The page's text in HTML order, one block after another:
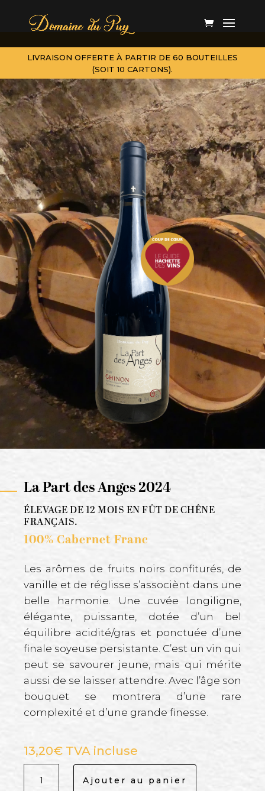
LIVRAISON OFFERTE À PARTIR DE 60 BOUTEILLES
(SOIT 10 CARTONS).
La Part des Anges 2024
ÉLEVAGE DE 12 MOIS EN FÛT DE CHÊNE
FRANÇAIS.
100% Cabernet Franc
Les arômes de fruits noirs confiturés, de
vanille et de réglisse s’associènt dans une
belle harmonie. Une cuvée longiligne,
élégante, puissante, dotée d’un bel
équilibre acidité/gras et ponctuée d’une
finale soyeuse persistante. C’est un vin qui
peut se savourer jeune, mais qui mérite
aussi de se laisser attendre. Avec l’âge son
bouquet se montrera d’une rare
complexité et d’une grande finesse.
13,20€ TVA incluse
Ajouter au panier